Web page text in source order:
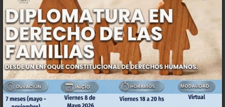
Anterior Siguiente